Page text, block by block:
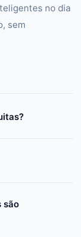
no dia
sem
são